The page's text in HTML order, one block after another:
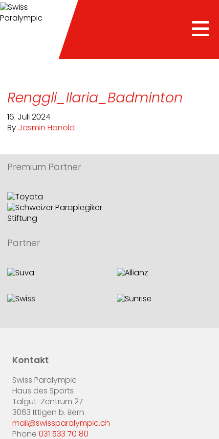
Renggli_Ilaria_Badminton
16. Juli 2024
By Jasmin Honold
Premium Partner
Partner
Kontakt
Swiss Paralympic
Haus des Sports
Talgut-Zentrum 27
3063 Ittigen b. Bern
mail@swissparalympic.ch
Phone 031 533 70 80